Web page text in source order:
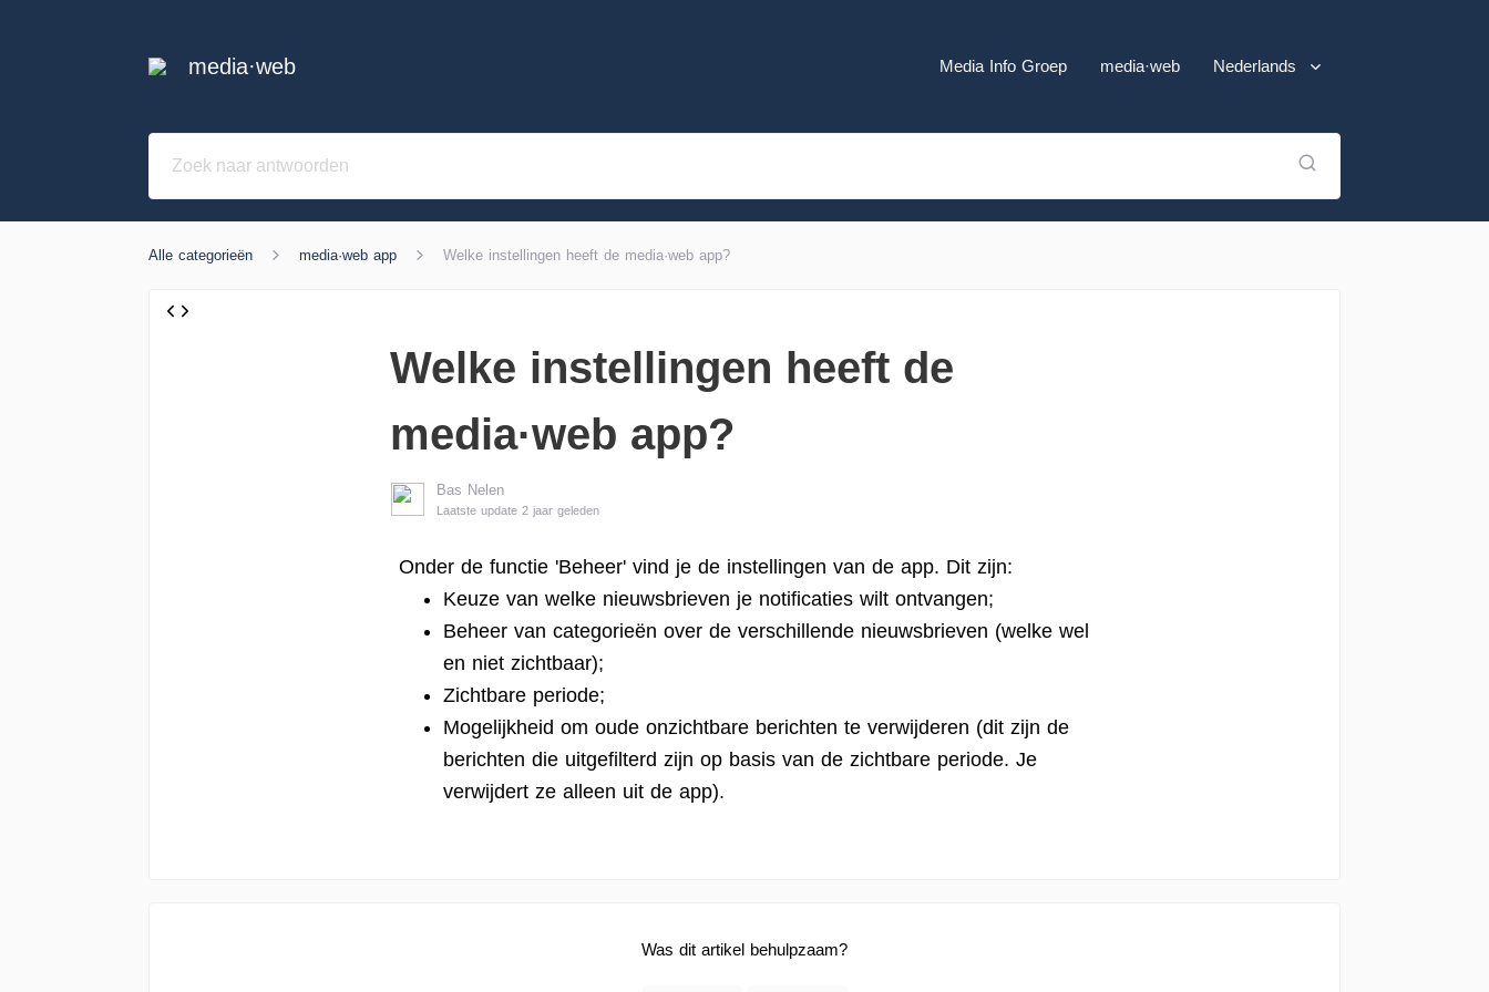
media·web Media Info Groep media·web Nederlands
English (UK)
Alle categorieën media·web app Welke instellingen heeft de media·web app?
Welke instellingen heeft de
media·web app?
Bas Nelen
Laatste update 2 jaar geleden
Onder de functie 'Beheer' vind je de instellingen van de app. Dit zijn:
Keuze van welke nieuwsbrieven je notificaties wilt ontvangen;
Beheer van categorieën over de verschillende nieuwsbrieven (welke wel
en niet zichtbaar);
Zichtbare periode;
Mogelijkheid om oude onzichtbare berichten te verwijderen (dit zijn de
berichten die uitgefilterd zijn op basis van de zichtbare periode. Je
verwijdert ze alleen uit de app).
Was dit artikel behulpzaam?